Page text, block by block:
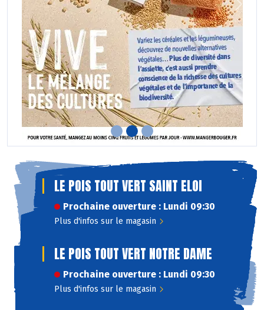
Previous Next
LE POIS TOUT VERT SAINT ELOI
Prochaine ouverture : Lundi 09:30
Plus d'infos sur le magasin
LE POIS TOUT VERT NOTRE DAME
Prochaine ouverture : Lundi 09:30
Plus d'infos sur le magasin